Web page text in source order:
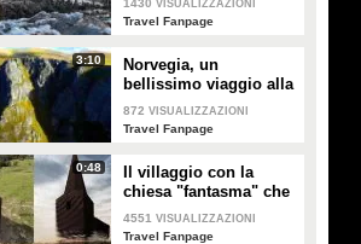
1430 VISUALIZZAZIONI
Travel Fanpage
3:10
Norvegia, un
bellissimo viaggio alla
scoperta dei fiordi
872 VISUALIZZAZIONI
Travel Fanpage
0:48
Il villaggio con la
chiesa "fantasma" che
scompare
all'improvviso
4551 VISUALIZZAZIONI
Travel Fanpage